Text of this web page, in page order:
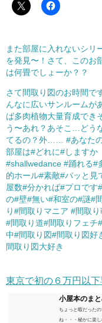
また部屋に入れないシリ
を発見〜！さて、このお
は何畳でしょーか？？
さて間取り図のお時間で
んなに広いサンルームが
ば多肉植物大量育成でき
う〜あれ？あそこ…どう
てるの？外…… #あなた
部屋は#どれに#しますか
#shallwedance #踊れる#
的ホール#素敵#パッと見
屋数#分かれば#プロです
の#壁#無い#和室の#謎#
り#間取りマニア #間取り
#間取り道#間取りフェチ
中#間取り図#間取り図好
間取り図大好き
東京で初の６万円以下
小屋本のまと
ちょっと暇だった
ね・・・秘かに楽